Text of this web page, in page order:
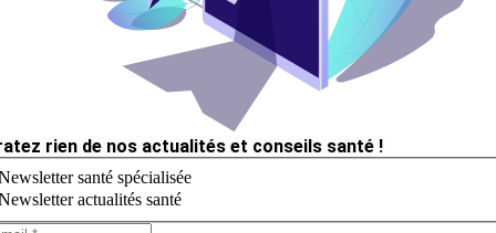
rien de nos actualités et conseils santé !
santé spécialisée
actualités santé